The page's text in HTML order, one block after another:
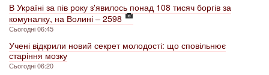
В Україні за пів року з'явилось понад 108 тисяч боргів за
комуналку, на Волині – 2598
Сьогодні 06:45
Учені відкрили новий секрет молодості: що сповільнює
старіння мозку
Сьогодні 06:20